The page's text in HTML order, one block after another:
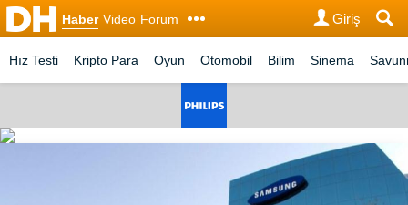
Haber Video Forum Giriş
Hız Testi Kripto Para Oyun Otomobil Bilim Sinema